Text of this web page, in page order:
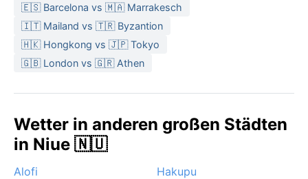
🇪🇸 Barcelona vs 🇲🇦 Marrakesch
🇮🇹 Mailand vs 🇹🇷 Byzantion
🇭🇰 Hongkong vs 🇯🇵 Tokyo
🇬🇧 London vs 🇬🇷 Athen
Wetter in anderen großen Städten
in Niue 🇳🇺
Alofi
Hakupu